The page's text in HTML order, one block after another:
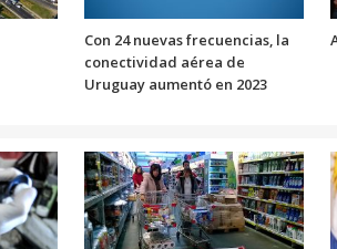
Con 24 nuevas frecuencias, la
conectividad aérea de
Uruguay aumentó en 2023